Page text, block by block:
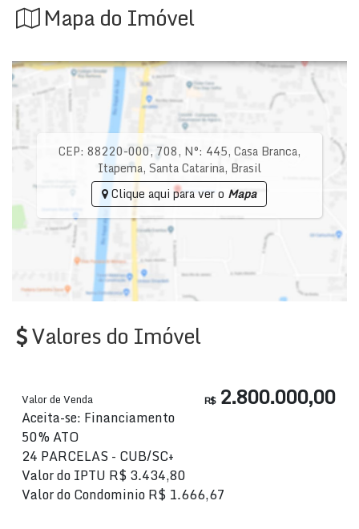
Mapa do Imóvel
CEP: 88220-000, 708, N°: 445, Casa Branca,
Itapema, Santa Catarina, Brasil
Clique aqui para ver o Mapa
Valores do Imóvel
R$2.800.000,00
Valor de Venda
Aceita-se: Financiamento
50% ATO
24 PARCELAS - CUB/SC+
Valor do IPTU R$3.434,80
Valor do CondominioR$ 1.666,67